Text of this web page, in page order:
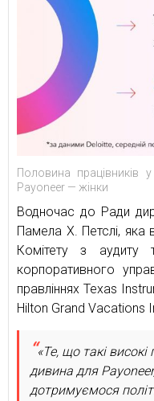
Половина працівників
Payoneer — жінки
Водночас до Ради
Памела Х. Петслі, яка
Комітету з
корпоративного
правліннях Texas
Hilton Grand Vacations
«Те, що такі
дивина для
дотримуємося